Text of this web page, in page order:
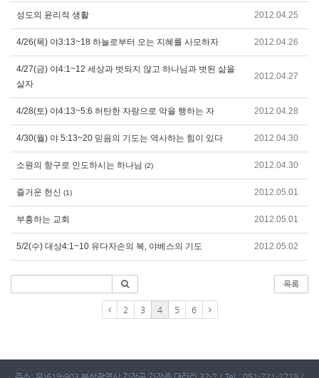
성도의 윤리적 생활 2012.04.25
4/26(목) 야3:13~18 하늘로부터 오는 지혜를 사모하자 2012.04.26
4/27(금) 야4:1~12 세상과 벗되지 않고 하나님과 벗된 삶을
살자
2012.04.27
4/28(토) 야4:13~5:6 허탄한 자랑으로 악을 행하는 자 2012.04.28
4/30(월) 야 5:13~20 믿음의 기도는 역사하는 힘이 있다 2012.04.30
소원의 항구로 인도하시는 하나님 (2) 2012.04.30
즐거운 헌신 (1) 2012.05.01
부흥하는 교회 2012.05.01
5/2(수) 대상4:1~10 유다자손의 복, 야베스의 기도 2012.05.02
목록
2 3 4 5 6